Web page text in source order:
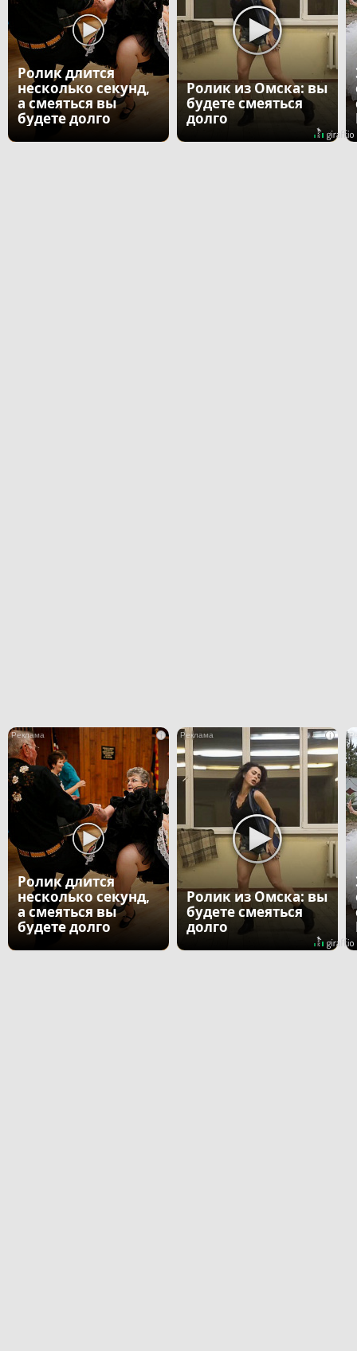
Ролик длится
несколько секунд,
а смеяться вы
будете долго
Ролик из Омска: вы
будете смеяться
долго
i
Ролик длится
несколько секунд,
а смеяться вы
будете долго
i
Ролик из Омска: вы
будете смеяться
долго